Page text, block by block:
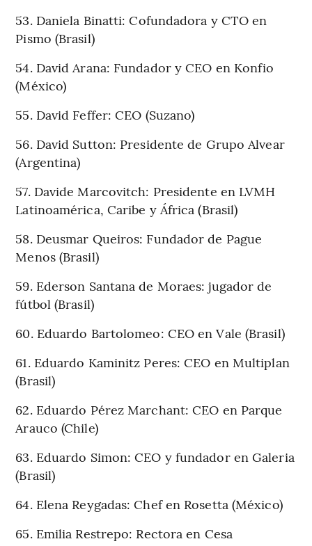
53. Daniela Binatti: Cofundadora y CTO en
Pismo (Brasil)
54. David Arana: Fundador y CEO en Konfio
(México)
55. David Feffer: CEO (Suzano)
56. David Sutton: Presidente de Grupo Alvear
(Argentina)
57. Davide Marcovitch: Presidente en LVMH
Latinoamérica, Caribe y África (Brasil)
58. Deusmar Queiros: Fundador de Pague
Menos (Brasil)
59. Ederson Santana de Moraes: jugador de
fútbol (Brasil)
60. Eduardo Bartolomeo: CEO en Vale (Brasil)
61. Eduardo Kaminitz Peres: CEO en Multiplan
(Brasil)
62. Eduardo Pérez Marchant: CEO en Parque
Arauco (Chile)
63. Eduardo Simon: CEO y fundador en Galeria
(Brasil)
64. Elena Reygadas: Chef en Rosetta (México)
65. Emilia Restrepo: Rectora en Cesa